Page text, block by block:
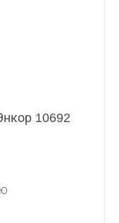
10692